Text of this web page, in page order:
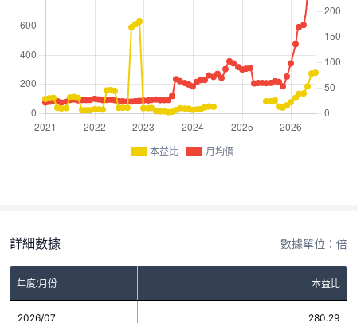
本益比 月均價
詳細數據 數據單位：倍
年度/月份 本益比
2026/07 280.29